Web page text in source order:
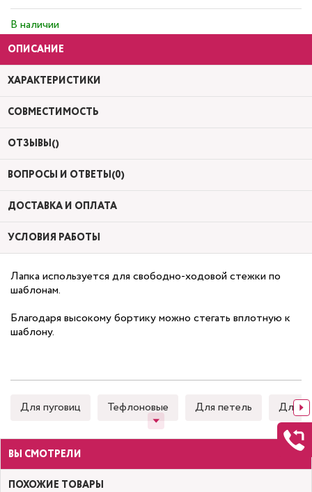
В наличии
ОПИСАНИЕ
ХАРАКТЕРИСТИКИ
СОВМЕСТИМОСТЬ
ОТЗЫВЫ()
ВОПРОСЫ И ОТВЕТЫ(0)
ДОСТАВКА И ОПЛАТА
УСЛОВИЯ РАБОТЫ
Лапка используется для свободно-ходовой стежки по
шаблонам.
Благодаря высокому бортику можно стегать вплотную к
шаблону.
Для пуговиц Тефлоновые Для петель Для
ВЫ СМОТРЕЛИ
ПОХОЖИЕ ТОВАРЫ